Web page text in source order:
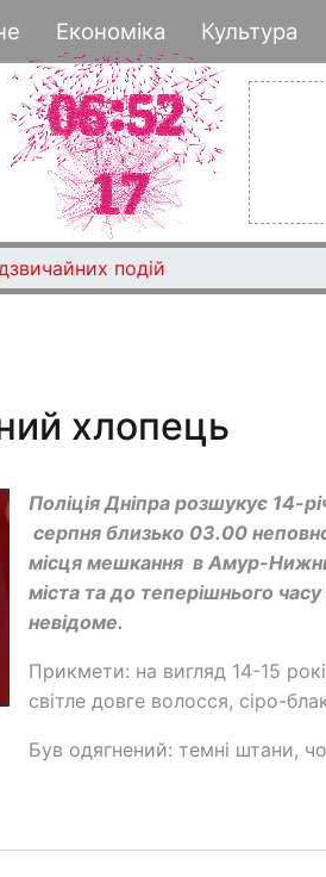
до
Економіка Культура
подій
хлопець
Поліція Дніпра розшукує 14-
серпня близько 03.00
місця мешкання в Амур-
міста та до теперішнього
невідоме.
Прикмети: на вигляд 14-15
світле довге волосся, сіро-
Був одягнений: темні штани,